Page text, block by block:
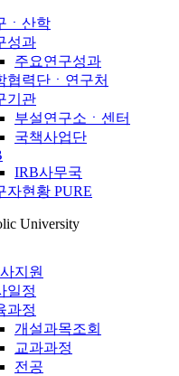
ㆍ산학
성과
주요연구성과
협력단ㆍ연구처
기관
부설연구소ㆍ센터
국책사업단
IRB사무국
자현황 PURE
University
지원
일정
과정
개설과목조회
교과과정
전공